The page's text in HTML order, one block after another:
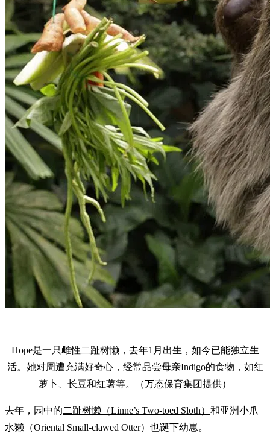
Hope是一只雌性二趾树懒，去年1月出生，如今已能独立生
活。她对周遭充满好奇心，经常品尝母亲Indigo的食物，如红
萝卜、长豆和红薯等。（万态保育集团提供）
去年，园中的二趾树懒（Linne’s Two-toed Sloth） 和亚洲小爪
水獭（Oriental Small-clawed Otter）也诞下幼崽。